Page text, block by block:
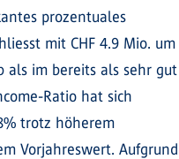
prozentuales
mit CHF 4.9 Mio. um
als im bereits als sehr gut
Ratio hat sich
trotz höherem
Vorjahreswert. Aufgrund